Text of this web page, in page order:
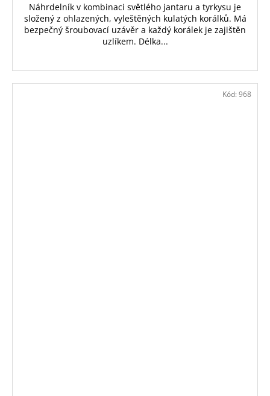
Náhrdelník v kombinaci světlého jantaru a tyrkysu je
složený z ohlazených, vyleštěných kulatých korálků. Má
bezpečný šroubovací uzávěr a každý korálek je zajištěn
uzlíkem. Délka...
Kód: 968